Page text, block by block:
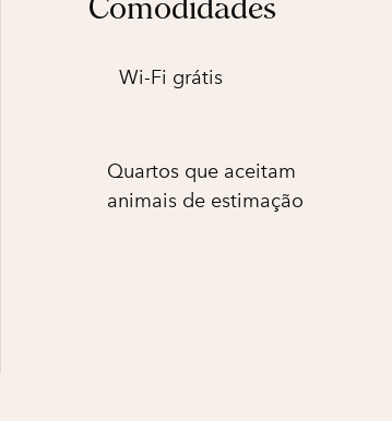
Wi-Fi grátis
Quartos que aceitam
animais de estimação